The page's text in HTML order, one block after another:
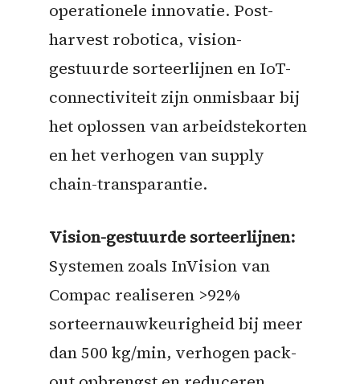
operationele innovatie. Post-
harvest robotica, vision-
gestuurde sorteerlijnen en IoT-
connectiviteit zijn onmisbaar bij
het oplossen van arbeidstekorten
en het verhogen van supply
chain-transparantie.
Vision-gestuurde sorteerlijnen:
Systemen zoals InVision van
Compac realiseren >92%
sorteernauwkeurigheid bij meer
dan 500 kg/min, verhogen pack-